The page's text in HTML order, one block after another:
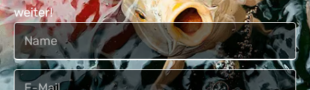
weiter!
Naam
Email